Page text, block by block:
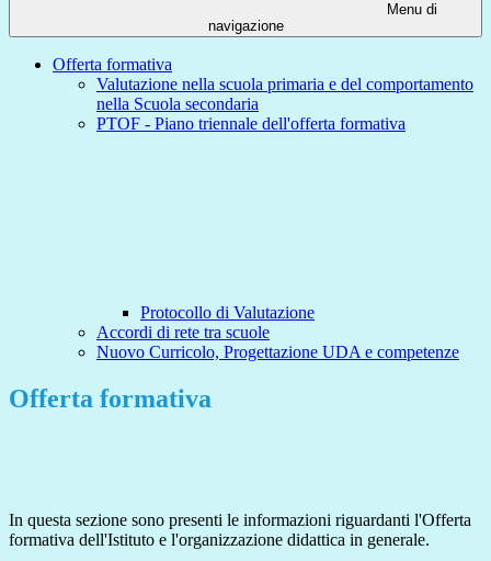
Menu di
navigazione
Offerta formativa
Valutazione nella scuola primaria e del comportamento
nella Scuola secondaria
PTOF - Piano triennale dell'offerta formativa
Protocollo di Valutazione
Accordi di rete tra scuole
Nuovo Curricolo, Progettazione UDA e competenze
Offerta formativa
In questa sezione sono presenti le informazioni riguardanti l'Offerta
formativa dell'Istituto e l'organizzazione didattica in generale.